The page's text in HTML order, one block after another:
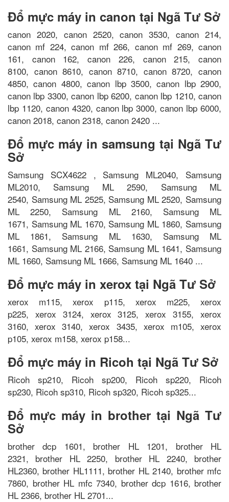
Đổ mực máy in canon tại Ngã Tư Sở
canon 2020, canon 2520, canon 3530, canon 214,
canon mf 224, canon mf 266, canon mf 269, canon
161, canon 162, canon 226, canon 215, canon
8100, canon 8610, canon 8710, canon 8720, canon
4850, canon 4800, canon lbp 3500, canon lbp 2900,
canon lbp 3300, canon lbp 6200, canon lbp 1210, canon
lbp 1120, canon 4320, canon lbp 3000, canon lbp 6000,
canon 2018, canon 2318, canon 2420 ...
Đổ mực máy in samsung tại Ngã Tư
Sở
Samsung SCX4622 , Samsung ML2040, Samsung
ML2010, Samsung ML 2590, Samsung ML
2540, Samsung ML 2525, Samsung ML 2520, Samsung
ML 2250, Samsung ML 2160, Samsung ML
1671, Samsung ML 1670, Samsung ML 1860, Samsung
ML 1861, Samsung ML 1630, Samsung ML
1661, Samsung ML 2166, Samsung ML 1641, Samsung
ML 1660, Samsung ML 1666, Samsung ML 1640 ...
Đổ mực máy in xerox tại Ngã Tư Sở
xerox m115, xerox p115, xerox m225, xerox
p225, xerox 3124, xerox 3125, xerox 3155, xerox
3160, xerox 3140, xerox 3435, xerox m105, xerox
p105, xerox m158, xerox p158...
Đổ mực máy in Ricoh tại Ngã Tư Sở
Ricoh sp210, Ricoh sp200, Ricoh sp220, Ricoh
sp230, Ricoh sp310, Ricoh sp320, Ricoh sp325...
Đổ mực máy in brother tại Ngã Tư
Sở
brother dcp 1601, brother HL 1201, brother HL
2321, brother HL 2250, brother HL 2240, brother
HL2360, brother HL1111, brother HL 2140, brother mfc
7860, brother HL mfc 7340, brother dcp 1616, brother
HL 2366, brother HL 2701...